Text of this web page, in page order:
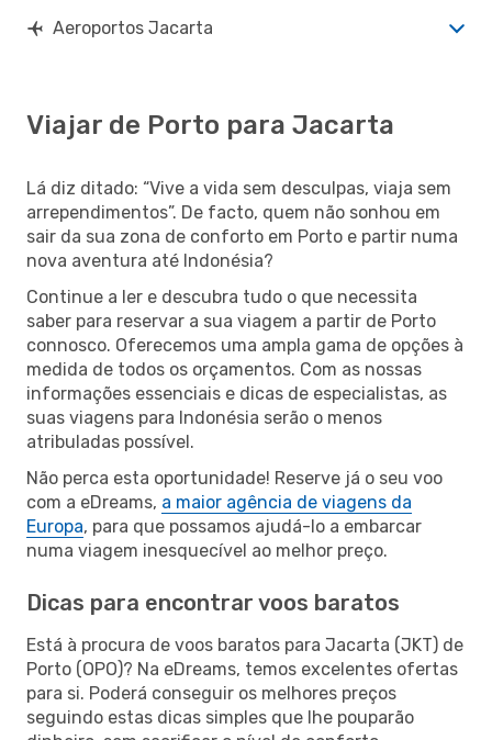
Aeroportos Jacarta
Viajar de Porto para Jacarta
Lá diz ditado: “Vive a vida sem desculpas, viaja sem
arrependimentos”. De facto, quem não sonhou em
sair da sua zona de conforto em Porto e partir numa
nova aventura até Indonésia?
Continue a ler e descubra tudo o que necessita
saber para reservar a sua viagem a partir de Porto
connosco. Oferecemos uma ampla gama de opções à
medida de todos os orçamentos. Com as nossas
informações essenciais e dicas de especialistas, as
suas viagens para Indonésia serão o menos
atribuladas possível.
Não perca esta oportunidade! Reserve já o seu voo
com a eDreams, a maior agência de viagens da
Europa, para que possamos ajudá-lo a embarcar
numa viagem inesquecível ao melhor preço.
Dicas para encontrar voos baratos
Está à procura de voos baratos para Jacarta (JKT) de
Porto (OPO)? Na eDreams, temos excelentes ofertas
para si. Poderá conseguir os melhores preços
seguindo estas dicas simples que lhe pouparão